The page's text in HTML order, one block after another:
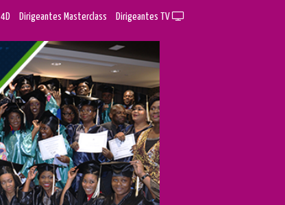
4D Dirigeantes Masterclass Dirigeantes TV